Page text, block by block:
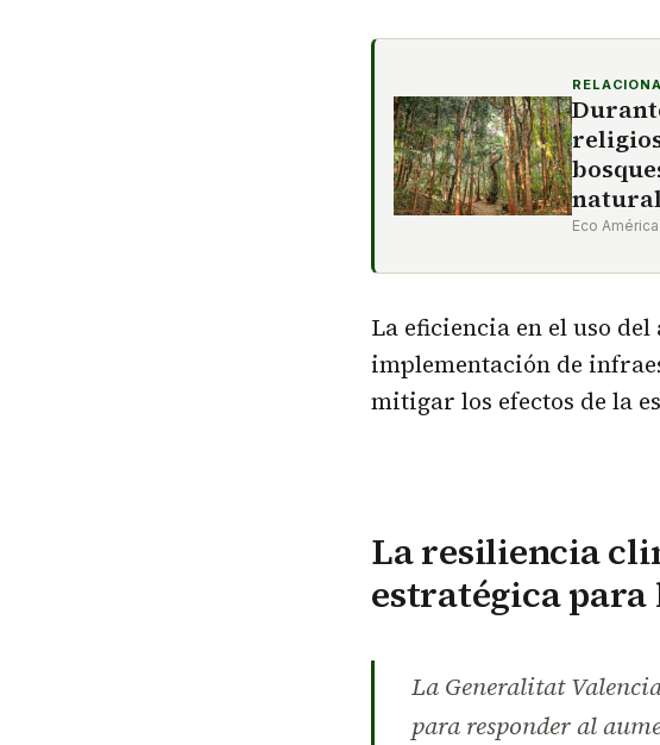
Eco América
La eficiencia en el uso
implementación de
mitigar los efectos de la
La resiliencia
estratégica
La Generalitat
para responder al